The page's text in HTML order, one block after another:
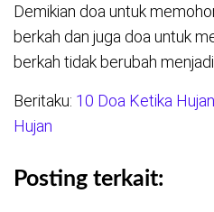
Demikian doa untuk
berkah dan juga doa untuk
berkah tidak berubah
Beritaku: 10 Doa Ketika
Hujan
Posting terkait: